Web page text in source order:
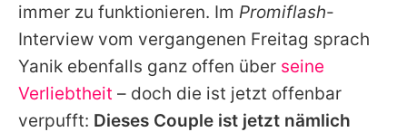
Utiq verwalten
immer zu funktionieren. Im Promiflash-
Interview vom vergangenen Freitag sprach
Yanik ebenfalls ganz offen über seine
Verliebtheit – doch die ist jetzt offenbar
verpufft: Dieses Couple ist jetzt nämlich